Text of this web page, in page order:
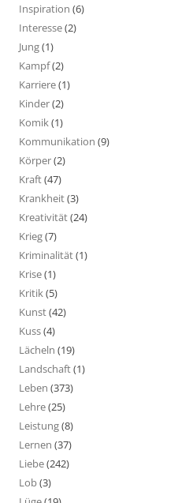
Inspiration (6)
Interesse(2)
Jung(1)
Kampf(2)
Karriere(1)
Kinder(2)
Komik(1)
Kommunikation (9)
Körper(2)
Kraft(47)
Krankheit(3)
Kreativität(24)
Krieg(7)
Kriminalität(1)
Krise(1)
Kritik(5)
Kunst(42)
Kuss(4)
Lächeln (19)
Landschaft(1)
Leben (373)
Lehre(25)
Leistung(8)
Lernen (37)
Liebe(242)
Lob(3)